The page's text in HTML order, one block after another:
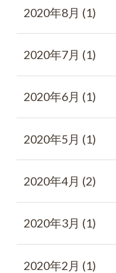
2020年8月 (1)
2020年7月 (1)
2020年6月 (1)
2020年5月 (1)
2020年4月 (2)
2020年3月 (1)
2020年2月 (1)